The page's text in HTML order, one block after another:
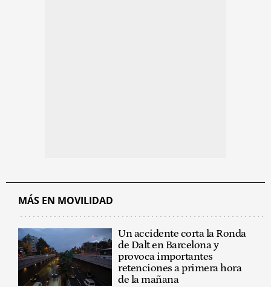
MÁS EN MOVILIDAD
Un accidente corta la Ronda
de Dalt en Barcelona y
provoca importantes
retenciones a primera hora
de la mañana